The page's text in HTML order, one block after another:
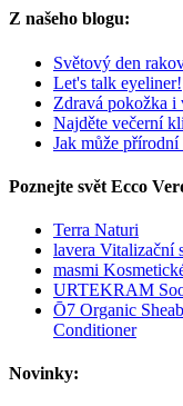
Z našeho blogu:
Světový den
Let's talk eyeliner!
Zdravá pokožka i
Najděte večerní
Jak může
Poznejte svět Ecco
Terra Naturi
lavera Vitalizační
masmi
URTEKRAM
Ō7 Organic
Conditioner
Novinky: